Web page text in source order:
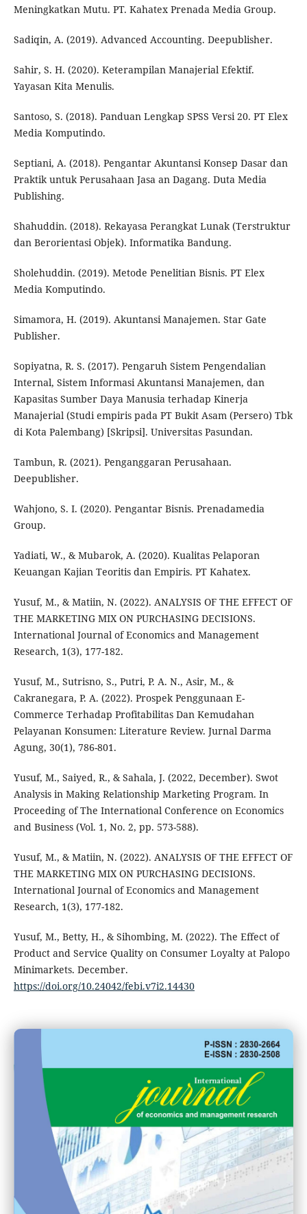
Meningkatkan Mutu. PT. Kahatex Prenada Media Group.
Sadiqin, A. (2019). Advanced Accounting. Deepublisher.
Sahir, S. H. (2020). Keterampilan Manajerial Efektif.
Yayasan Kita Menulis.
Santoso, S. (2018). Panduan Lengkap SPSS Versi 20. PT Elex
Media Komputindo.
Septiani, A. (2018). Pengantar Akuntansi Konsep Dasar dan
Praktik untuk Perusahaan Jasa an Dagang. Duta Media
Publishing.
Shahuddin. (2018). Rekayasa Perangkat Lunak (Terstruktur
dan Berorientasi Objek). Informatika Bandung.
Sholehuddin. (2019). Metode Penelitian Bisnis. PT Elex
Media Komputindo.
Simamora, H. (2019). Akuntansi Manajemen. Star Gate
Publisher.
Sopiyatna, R. S. (2017). Pengaruh Sistem Pengendalian
Internal, Sistem Informasi Akuntansi Manajemen, dan
Kapasitas Sumber Daya Manusia terhadap Kinerja
Manajerial (Studi empiris pada PT Bukit Asam (Persero) Tbk
di Kota Palembang) [Skripsi]. Universitas Pasundan.
Tambun, R. (2021). Penganggaran Perusahaan.
Deepublisher.
Wahjono, S. I. (2020). Pengantar Bisnis. Prenadamedia
Group.
Yadiati, W., & Mubarok, A. (2020). Kualitas Pelaporan
Keuangan Kajian Teoritis dan Empiris. PT Kahatex.
Yusuf, M., & Matiin, N. (2022). ANALYSIS OF THE EFFECT OF
THE MARKETING MIX ON PURCHASING DECISIONS.
International Journal of Economics and Management
Research, 1(3), 177-182.
Yusuf, M., Sutrisno, S., Putri, P. A. N., Asir, M., &
Cakranegara, P. A. (2022). Prospek Penggunaan E-
Commerce Terhadap Profitabilitas Dan Kemudahan
Pelayanan Konsumen: Literature Review. Jurnal Darma
Agung, 30(1), 786-801.
Yusuf, M., Saiyed, R., & Sahala, J. (2022, December). Swot
Analysis in Making Relationship Marketing Program. In
Proceeding of The International Conference on Economics
and Business (Vol. 1, No. 2, pp. 573-588).
Yusuf, M., & Matiin, N. (2022). ANALYSIS OF THE EFFECT OF
THE MARKETING MIX ON PURCHASING DECISIONS.
International Journal of Economics and Management
Research, 1(3), 177-182.
Yusuf, M., Betty, H., & Sihombing, M. (2022). The Effect of
Product and Service Quality on Consumer Loyalty at Palopo
Minimarkets. December.
https://doi.org/10.24042/febi.v7i2.14430